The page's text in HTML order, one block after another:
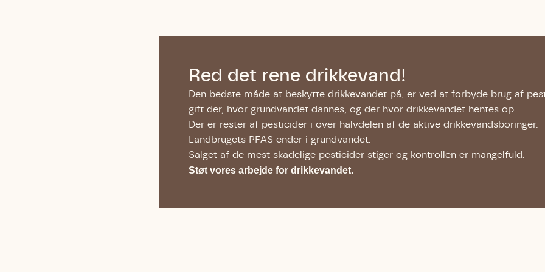
Red det rene drikkevand!
Den bedste måde at beskytte drikkevandet på, er ved at forbyde brug af
gift der, hvor grundvandet dannes, og der hvor drikkevandet hentes op.
Der er rester af pesticider i over halvdelen af de aktive drikkevandsboringer.
Landbrugets PFAS ender i grundvandet.
Salget af de mest skadelige pesticider stiger og kontrollen er mangelfuld.
Støt vores arbejde for drikkevandet.